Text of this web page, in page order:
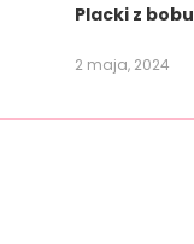
Placki z bobu
2 maja, 2024